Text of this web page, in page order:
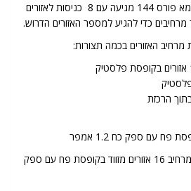
למעשה, מערכת אזעקה פימא פורס 144 מגיעה עם 8 כניסות לאזורים
כדי להגיע למספר האזורים הדרוש.
מרחיב האזורים בכמה תצורות:
הרכזת
פח עם ספק כח 1.2 אמפר
מרחיב 16 אזורים מזווד בקופסת פח עם ספק